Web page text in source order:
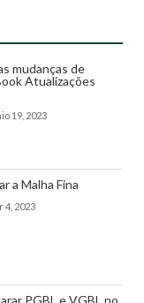
mudanças de
Atualizações
19, 2023
a Malha Fina
4, 2023
PGBL e VGBL no